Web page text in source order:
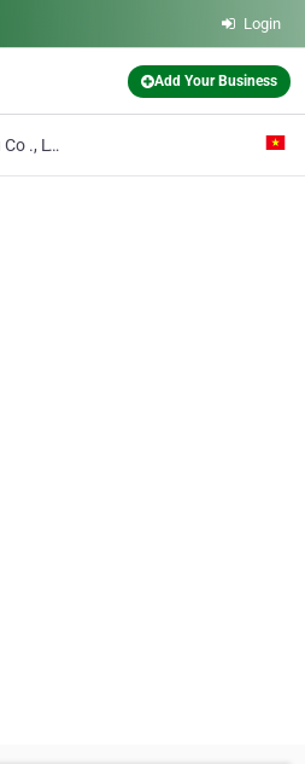
Login
Add Your Business
Tin Phu Co ., LTD